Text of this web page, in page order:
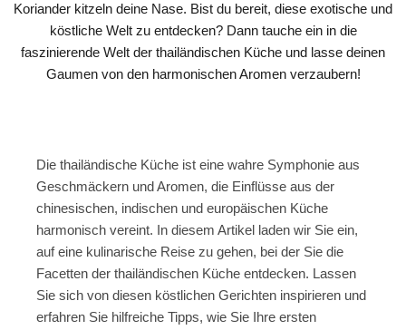
Koriander kitzeln deine Nase. Bist du bereit, diese exotische und
köstliche Welt zu entdecken? Dann tauche ein in die
faszinierende Welt der thailändischen Küche und lasse deinen
Gaumen von den harmonischen Aromen verzaubern!
Die thailändische Küche ist eine wahre Symphonie aus
Geschmäckern und Aromen, die Einflüsse aus der
chinesischen, indischen und europäischen Küche
harmonisch vereint. In diesem Artikel laden wir Sie ein,
auf eine kulinarische Reise zu gehen, bei der Sie die
Facetten der thailändischen Küche entdecken. Lassen
Sie sich von diesen köstlichen Gerichten inspirieren und
erfahren Sie hilfreiche Tipps, wie Sie Ihre ersten